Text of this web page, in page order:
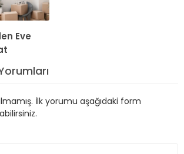
Eve
İlk yorumu aşağıdaki form